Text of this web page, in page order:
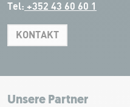
Tel: +352 43 60 60 1
KONTAKT
+
−
Leaflet|Map tiles by Carto, under
Unsere Partner